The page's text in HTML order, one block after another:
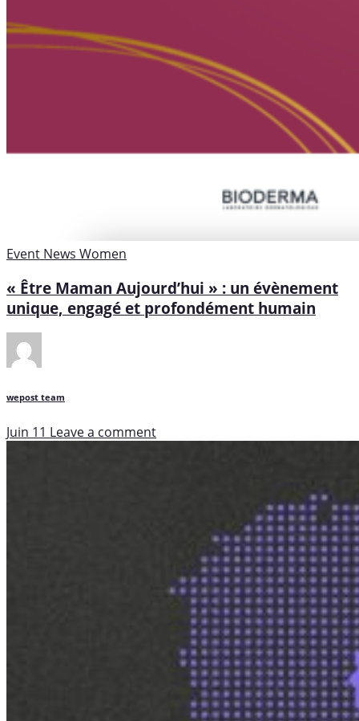
Event News Women
« Être Maman Aujourd’hui » : un évènement
unique, engagé et profondément humain
wepost team
Juin 11 Leave a comment